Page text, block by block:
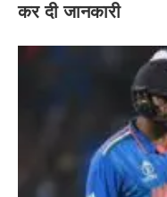
कर दी‌ जानकारी